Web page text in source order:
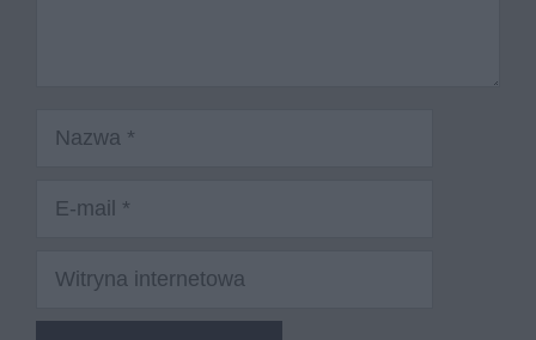
Witryna
internetowa